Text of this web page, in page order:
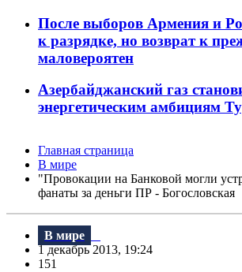
После выборов Армения и
к разрядке, но возврат к
маловероятен
Азербайджанский газ
энергетическим амбициям
Главная страница
В мире
"Провокации на Банковой могли
фанаты за деньги ПР - Богословская
В мире
1 декабрь 2013, 19:24
151